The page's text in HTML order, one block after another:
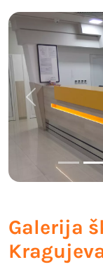
Galerija
Previous